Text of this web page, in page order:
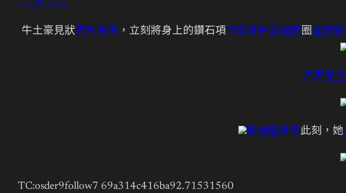
1 3 月, 2026
牛土豪見狀賓利零件 ，立刻將身上的鑽石項汽車零件貿易商圈藍寶
汽車零
斯柯達零件此刻，她
TC:osder9follow7 69a314c416ba92.71531560